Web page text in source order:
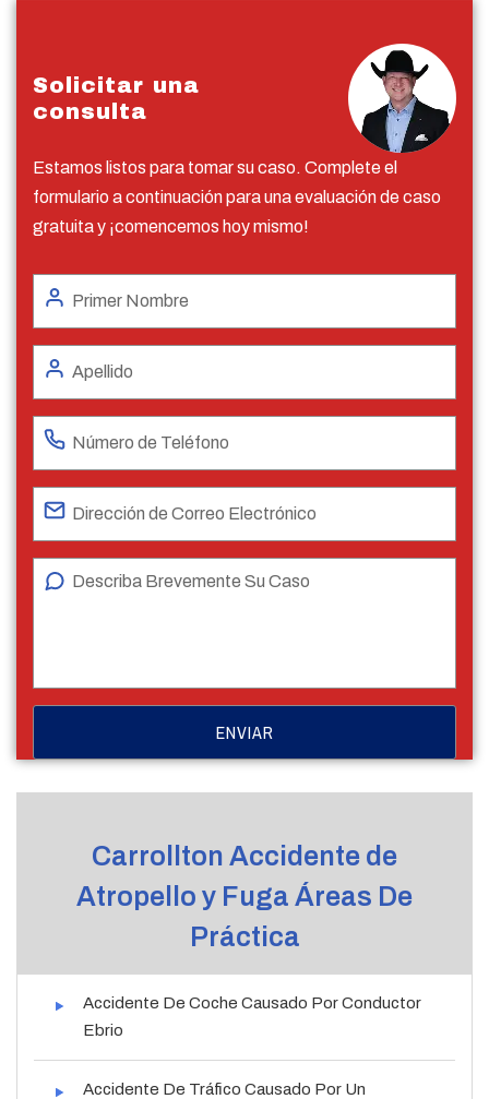
Solicitar una
consulta
Estamos listos para tomar su caso. Complete el
formulario a continuación para una evaluación de caso
gratuita y ¡comencemos hoy mismo!
Carrollton Accidente de
Atropello y Fuga Áreas De
Práctica
Accidente De Coche Causado Por Conductor
Ebrio
Accidente De Tráfico Causado Por Un